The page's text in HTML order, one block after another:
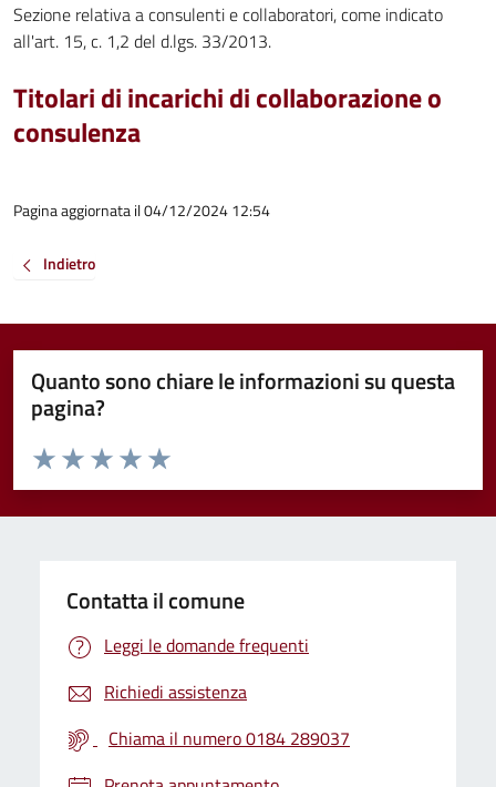
Sezione relativa a consulenti e collaboratori, come indicato
all'art. 15, c. 1,2 del d.lgs. 33/2013.
Titolari di incarichi di collaborazione o
consulenza
Pagina aggiornata il 04/12/2024 12:54
Indietro
Quanto sono chiare le informazioni su questa
pagina?
Valuta da 1 a 5 stelle la pagina
Valuta 5 stelle su 5
Valuta 4 stelle su 5
Valuta 3 stelle su 5
Valuta 2 stelle su 5
Valuta 1 stelle su 5
Contatta il comune
Leggi le domande frequenti
Richiedi assistenza
Chiama il numero 0184 289037